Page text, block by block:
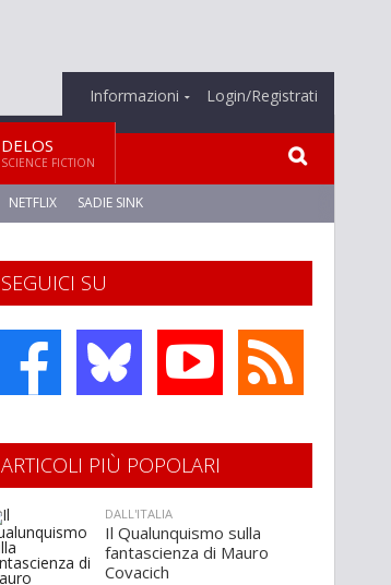
Informazioni Login/Registrati
DELOS
SCIENCE FICTION
NETFLIX SADIE SINK
SEGUICI SU
ARTICOLI PIÙ POPOLARI
DALL'ITALIA
Il Qualunquismo sulla
fantascienza di Mauro
Covacich